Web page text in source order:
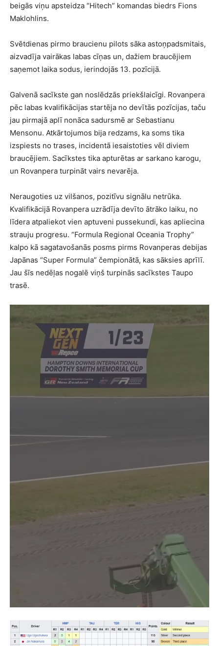
beigās viņu apsteidza “Hitech” komandas biedrs Fions
Maklohlins.
Svētdienas pirmo braucienu pilots sāka astoņpadsmitais,
aizvadīja vairākas labas cīņas un, dažiem braucējiem
saņemot laika sodus, ierindojās 13. pozīcijā.
Galvenā sacīkste gan noslēdzās priekšlaicīgi. Rovanpera
pēc labas kvalifikācijas startēja no devītās pozīcijas, taču
jau pirmajā aplī nonāca sadursmē ar Sebastianu
Mensonu. Atkārtojumos bija redzams, ka soms tika
izspiests no trases, incidentā iesaistoties vēl diviem
braucējiem. Sacīkstes tika apturētas ar sarkano karogu,
un Rovanpera turpināt vairs nevarēja.
Neraugoties uz vilšanos, pozitīvu signālu netrūka.
Kvalifikācijā Rovanpera uzrādīja devīto ātrāko laiku, no
līdera atpaliekot vien aptuveni pussekundi, kas apliecina
strauju progresu. “Formula Regional Oceania Trophy”
kalpo kā sagatavošanās posms pirms Rovanperas debijas
Japānas “Super Formula” čempionātā, kas sāksies aprīlī.
Jau šīs nedēļas nogalē viņš turpinās sacīkstes Taupo
trasē.